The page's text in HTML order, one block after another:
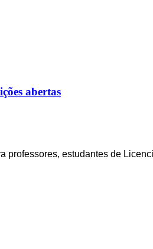
abertas
professores, estudantes de